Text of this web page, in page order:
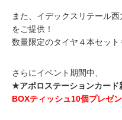
また、イデックスリテール
をご提供！
数量限定のタイヤ４本セット
さらにイベント期間中、
★アポロステーションカード
BOXティッシュ10個プレゼ